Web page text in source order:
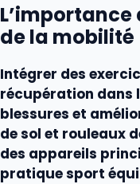
de la mobilité
Intégrer des
récupération dans
blessures et
de sol et rouleaux
des appareils
pratiquesport